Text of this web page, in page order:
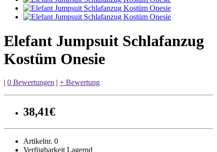
Elefant Jumpsuit Schlafanzug
Kostüm Onesie
| 0 Bewertungen | + Bewertung
38,41€
Artikelnr. 0
Verfügbarkeit Lagernd